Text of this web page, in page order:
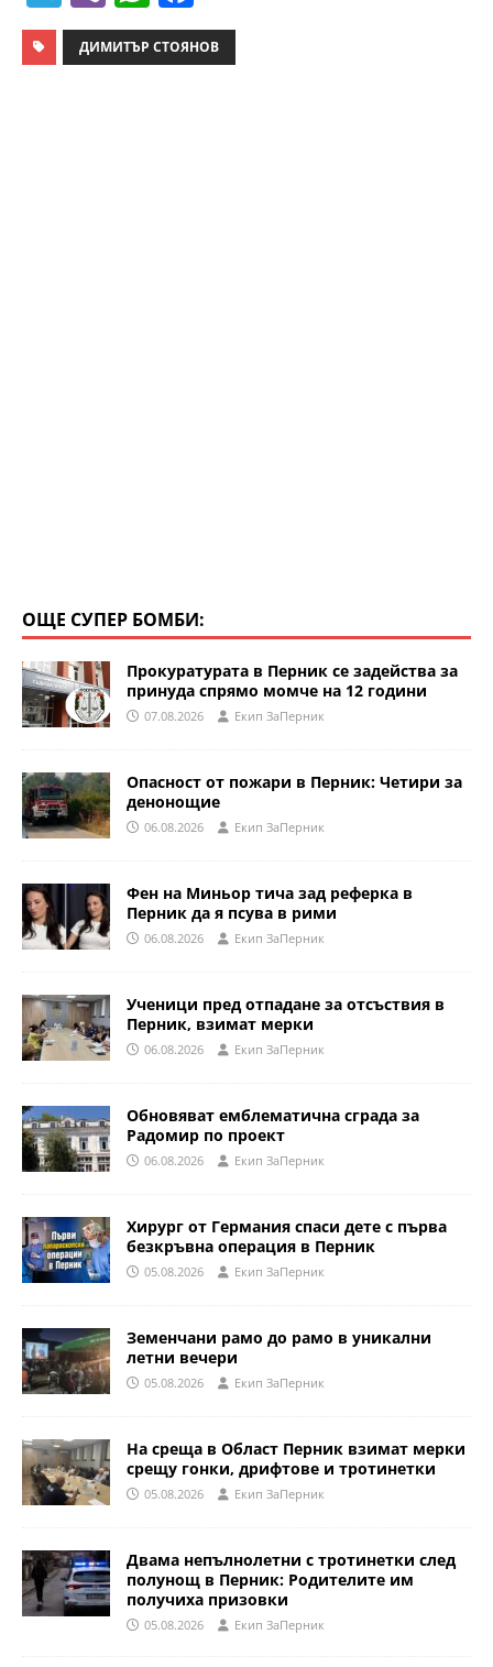
el
e
b
er
h
at
a
c
ДИМИТЪР СТОЯНОВ
ОЩЕ СУПЕР БОМБИ:
Прокуратурата в Перник се задейства за
принуда спрямо момче на 12 години
07.08.2026 Eкип ЗаПерник
Опасност от пожари в Перник: Четири за
денонощие
06.08.2026 Eкип ЗаПерник
Фен на Миньор тича зад реферка в
Перник да я псува в рими
06.08.2026 Eкип ЗаПерник
Ученици пред отпадане за отсъствия в
Перник, взимат мерки
06.08.2026 Eкип ЗаПерник
Обновяват емблематична сграда за
Радомир по проект
06.08.2026 Eкип ЗаПерник
Хирург от Германия спаси дете с първа
безкръвна операция в Перник
05.08.2026 Eкип ЗаПерник
Земенчани рамо до рамо в уникални
летни вечери
05.08.2026 Eкип ЗаПерник
На среща в Област Перник взимат мерки
срещу гонки, дрифтове и тротинетки
05.08.2026 Eкип ЗаПерник
Двама непълнолетни с тротинетки след
полунощ в Перник: Родителите им
получиха призовки
05.08.2026 Eкип ЗаПерник